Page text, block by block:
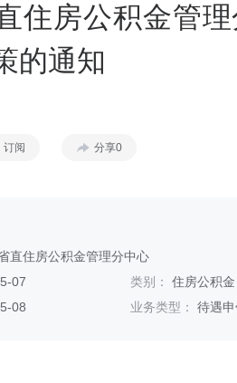
住房公积金管
的通知
订阅 分享0
直住房公积金管理分中心
07 类别：住房公积金
08 业务类型：待遇申